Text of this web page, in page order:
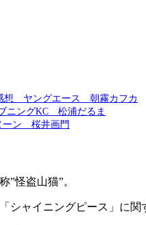
想 ヤングエース 朝霧カフカ
ニングKC 松浦だるま
ーン 桜井画門
”怪盗山猫”。
ャイニングピース」に